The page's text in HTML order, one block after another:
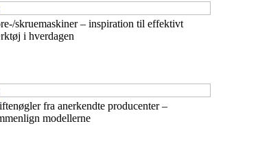
skruemaskiner – inspiration til effektivt
i hverdagen
fra anerkendte producenter –
modellerne